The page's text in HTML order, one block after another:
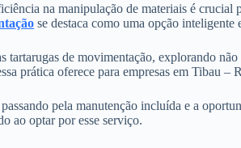
na manipulação de materiais é crucial
se destaca como uma opção inteligente
de movimentação, explorando não
prática oferece para empresas em Tibau –
pela manutenção incluída e a
ao optar por esse serviço.